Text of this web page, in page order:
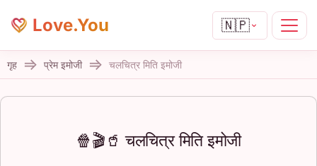
Love.You 🇳🇵
गृह प्रेम इमोजी चलचित्र मिति इमोजी
🍿🎬🥤 चलचित्र मिति इमोजी